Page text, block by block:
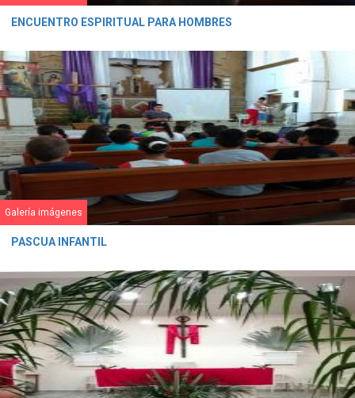
ENCUENTRO ESPIRITUAL PARA HOMBRES
Galería imágenes
PASCUA INFANTIL